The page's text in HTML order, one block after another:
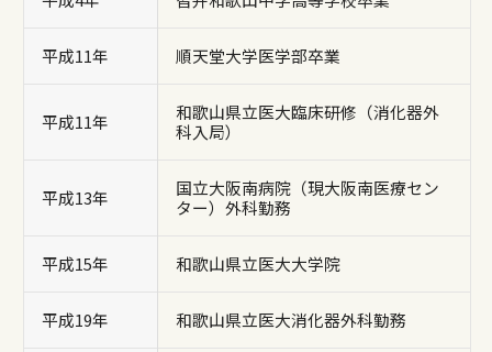
平成11年 順天堂大学医学部卒業
平成11年
和歌山県立医大臨床研修（消化器外
科入局）
平成13年
国立大阪南病院（現大阪南医療セン
ター）外科勤務
平成15年 和歌山県立医大大学院
平成19年 和歌山県立医大消化器外科勤務